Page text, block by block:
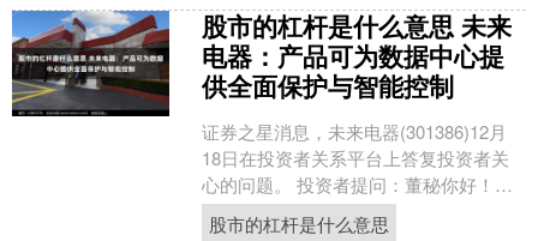
股市的杠杆是什么意思 未来
电器：产品可为数据中心提
供全面保护与智能控制
证券之星消息，未来电器(301386)12月
18日在投资者关系平台上答复投资者关
心的问题。 投资者提问：董秘你好！据
公司招股说明书及年报显示：公司是罗
股市的杠杆是什么意思